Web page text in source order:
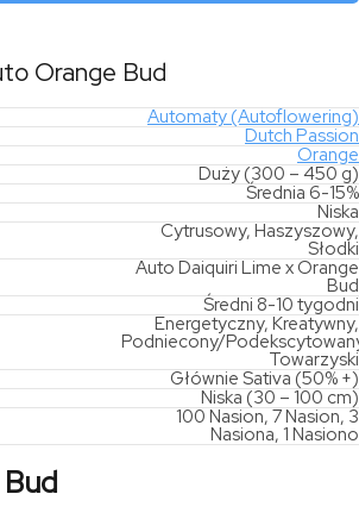
Orange Bud
Automaty (Autoflowering)
Dutch Passion
Orange
Duży (300 – 450 g)
Średnia 6-15%
Niska
Cytrusowy, Haszyszowy,
Słodki
Auto Daiquiri Lime x Orange
Bud
Średni 8-10 tygodni
Energetyczny, Kreatywny,
Podniecony/
Towarzyski
Głównie Sativa (50% +)
Niska (30 – 100 cm)
100 Nasion, 7 Nasion, 3
Nasiona, 1 Nasiono